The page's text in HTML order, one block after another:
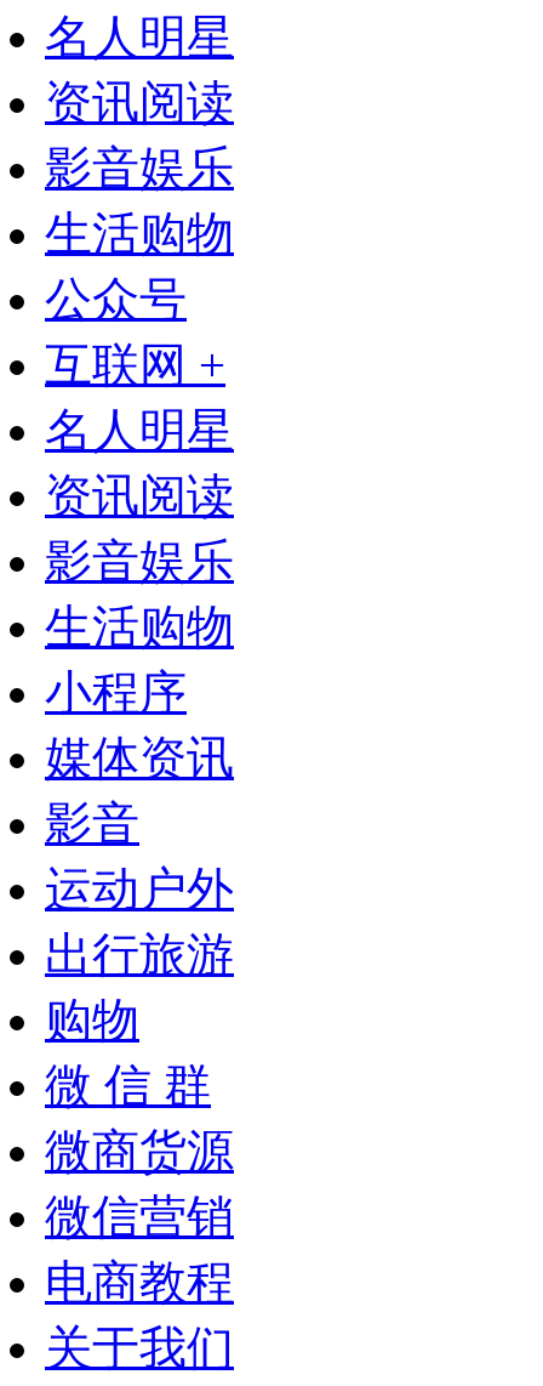
名人明星
资讯阅读
影音娱乐
生活购物
公众号
互联网 +
名人明星
资讯阅读
影音娱乐
生活购物
小程序
媒体资讯
影音
运动户外
出行旅游
购物
微 信 群
微商货源
微信营销
电商教程
关于我们